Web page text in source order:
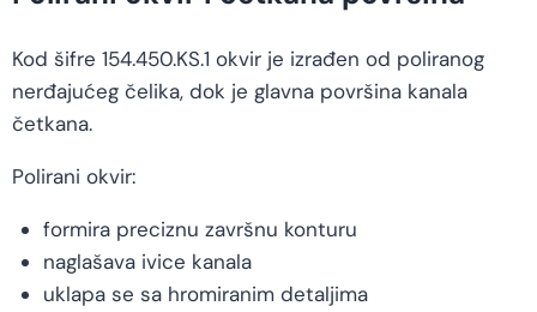
Kod šifre 154.450.KS.1 okvir je izrađen od poliranog
nerđajućeg čelika, dok je glavna površina kanala
četkana.
Polirani okvir:
formira preciznu završnu konturu
naglašava ivice kanala
uklapa se sa hromiranim detaljima